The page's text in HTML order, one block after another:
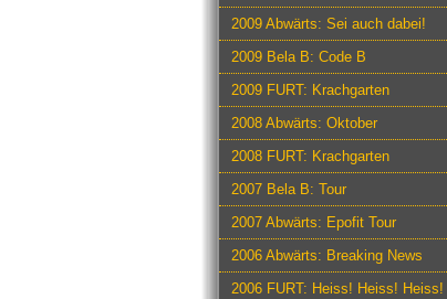
2009 Abwärts: Sei auch dabei!
2009 Bela B: Code B
2009 FURT: Krachgarten
2008 Abwärts: Oktober
2008 FURT: Krachgarten
2007 Bela B: Tour
2007 Abwärts: Epofit Tour
2006 Abwärts: Breaking News
2006 FURT: Heiss! Heiss! Heiss!